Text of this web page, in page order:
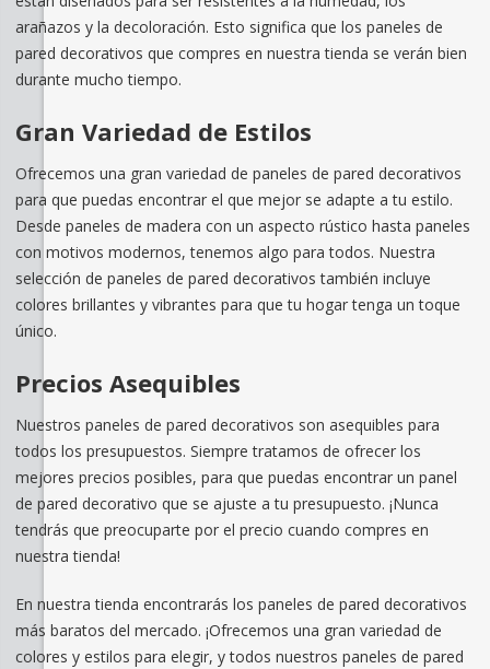
arañazos y la decoloración. Esto significa que los paneles de
pared decorativos que compres en nuestra tienda se verán bien
durante mucho tiempo.
Gran Variedad de Estilos
Ofrecemos una gran variedad de paneles de pared decorativos
para que puedas encontrar el que mejor se adapte a tu estilo.
Desde paneles de madera con un aspecto rústico hasta paneles
con motivos modernos, tenemos algo para todos. Nuestra
selección de paneles de pared decorativos también incluye
colores brillantes y vibrantes para que tu hogar tenga un toque
único.
Precios Asequibles
Nuestros paneles de pared decorativos son asequibles para
todos los presupuestos. Siempre tratamos de ofrecer los
mejores precios posibles, para que puedas encontrar un panel
de pared decorativo que se ajuste a tu presupuesto. ¡Nunca
tendrás que preocuparte por el precio cuando compres en
nuestra tienda!
En nuestra tienda encontrarás los paneles de pared decorativos
más baratos del mercado. ¡Ofrecemos una gran variedad de
colores y estilos para elegir, y todos nuestros paneles de pared